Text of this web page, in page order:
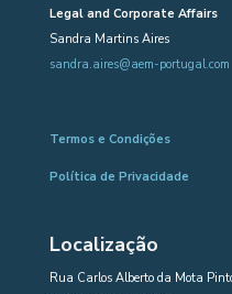
Legal and Corporate Affairs
Sandra Martins Aires
sandra.aires@aem-portugal.com
Termos e Condições
Política de Privacidade
Localização
Rua Carlos Alberto da Mota